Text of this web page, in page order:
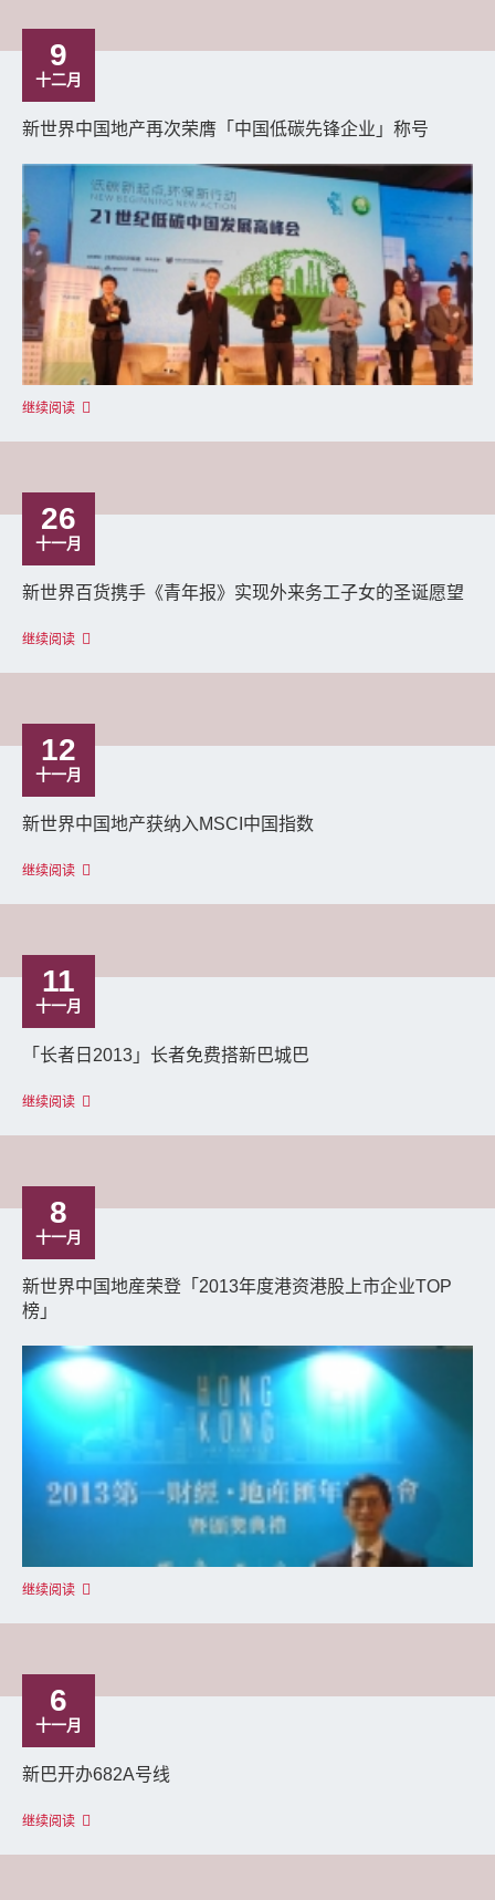
9
十二月
新世界中国地产再次荣膺「中国低碳先锋企业」称号
继续阅读
26
十一月
新世界百货携手《青年报》实现外来务工子女的圣诞愿望
继续阅读
12
十一月
新世界中国地产获纳入MSCI中国指数
继续阅读
11
十一月
「长者日2013」长者免费搭新巴城巴
继续阅读
8
十一月
新世界中国地産荣登「2013年度港资港股上市企业TOP
榜」
继续阅读
6
十一月
新巴开办682A号线
继续阅读